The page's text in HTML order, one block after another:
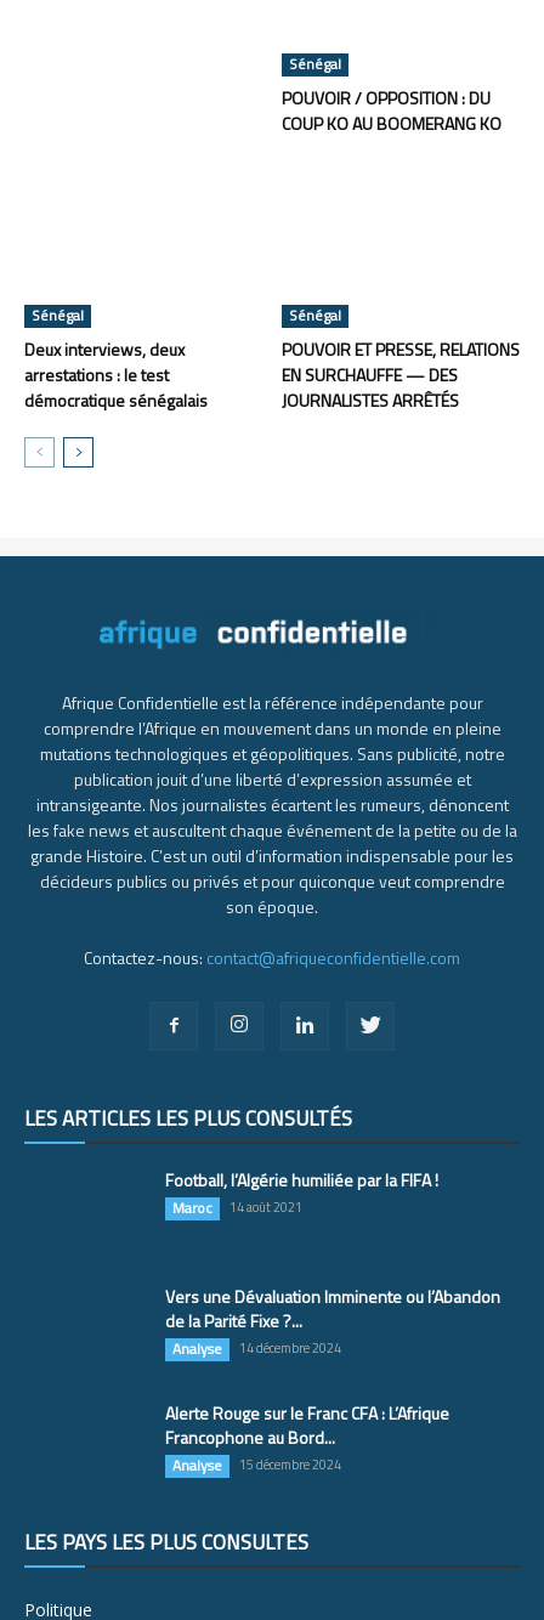
Sénégal
POUVOIR / OPPOSITION : DU
COUP KO AU BOOMERANG KO
Sénégal
Deux interviews, deux
arrestations : le test
démocratique sénégalais
Sénégal
POUVOIR ET PRESSE, RELATIONS
EN SURCHAUFFE — DES
JOURNALISTES ARRÊTÉS
Afrique Confidentielle est la référence indépendante pour
comprendre l’Afrique en mouvement dans un monde en pleine
mutations technologiques et géopolitiques. Sans publicité, notre
publication jouit d’une liberté d’expression assumée et
intransigeante. Nos journalistes écartent les rumeurs, dénoncent
les fake news et auscultent chaque événement de la petite ou de la
grande Histoire. C’est un outil d’information indispensable pour les
décideurs publics ou privés et pour quiconque veut comprendre
son époque.
Contactez-nous: contact@afriqueconfidentielle.com
LES ARTICLES LES PLUS CONSULTÉS
Football, l’Algérie humiliée par la FIFA !
Maroc 14 août 2021
Vers une Dévaluation Imminente ou l’Abandon
de la Parité Fixe ?...
Analyse 14 décembre 2024
Alerte Rouge sur le Franc CFA : L’Afrique
Francophone au Bord...
Analyse 15 décembre 2024
LES PAYS LES PLUS CONSULTÉS
Politique